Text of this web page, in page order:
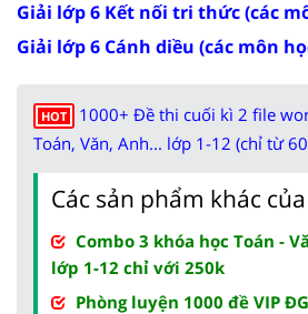
Giải lớp 6 Kết nối tri thức (các
Giải lớp 6 Cánh diều (các môn
HOT
1000+ Đề thi cuối kì 2 file
Toán, Văn, Anh... lớp 1-12 (chỉ từ
Các sản phẩm khác
Combo 3 khóa học Toán -
lớp 1-12 chỉ với 250k
Phòng luyện 1000 đề VIP